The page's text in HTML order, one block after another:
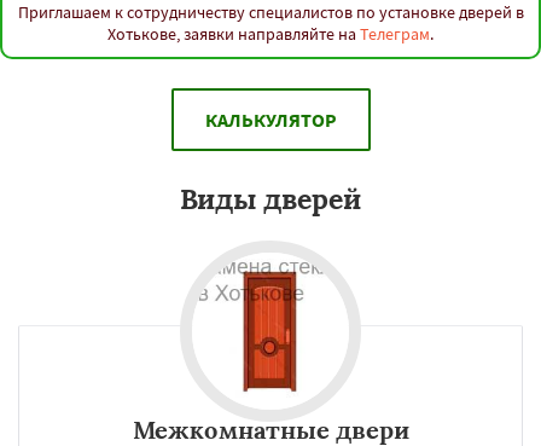
Приглашаем к сотрудничеству специалистов по установке дверей в
Хотькове, заявки направляйте на Телеграм.
КАЛЬКУЛЯТОР
Виды дверей
Межкомнатные двери